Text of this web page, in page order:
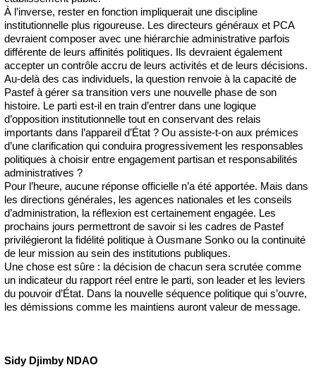
À l’inverse, rester en fonction impliquerait une discipline
institutionnelle plus rigoureuse. Les directeurs généraux et PCA
devraient composer avec une hiérarchie administrative parfois
différente de leurs affinités politiques. Ils devraient également
accepter un contrôle accru de leurs activités et de leurs décisions.
Au-delà des cas individuels, la question renvoie à la capacité de
Pastef à gérer sa transition vers une nouvelle phase de son
histoire. Le parti est-il en train d’entrer dans une logique
d’opposition institutionnelle tout en conservant des relais
importants dans l’appareil d’État ? Ou assiste-t-on aux prémices
d’une clarification qui conduira progressivement les responsables
politiques à choisir entre engagement partisan et responsabilités
administratives ?
Pour l’heure, aucune réponse officielle n’a été apportée. Mais dans
les directions générales, les agences nationales et les conseils
d’administration, la réflexion est certainement engagée. Les
prochains jours permettront de savoir si les cadres de Pastef
privilégieront la fidélité politique à Ousmane Sonko ou la continuité
de leur mission au sein des institutions publiques.
Une chose est sûre : la décision de chacun sera scrutée comme
un indicateur du rapport réel entre le parti, son leader et les leviers
du pouvoir d’État. Dans la nouvelle séquence politique qui s’ouvre,
les démissions comme les maintiens auront valeur de message.
Sidy Djimby NDAO